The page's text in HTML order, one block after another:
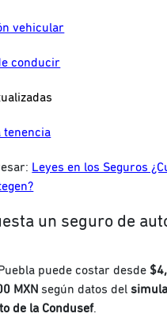
vehicular
conducir
tenencia
Leyes en los Seguros
un seguro de
puede costar desde
MXNsegún datos del
de la Condusef.